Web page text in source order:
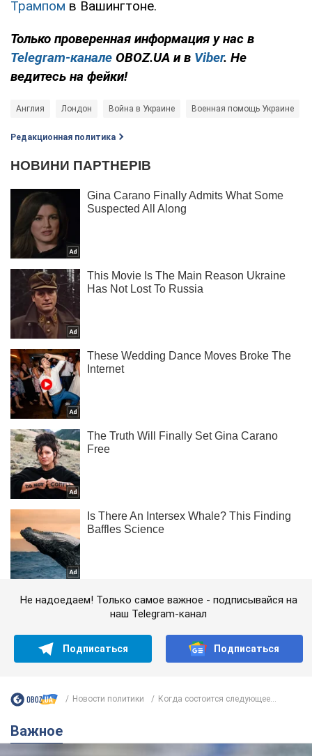
Трампом в Вашингтоне.
Только проверенная информация у нас в
Telegram-канале OBOZ.UA и в Viber. Не
ведитесь на фейки!
Англия Лондон Война в Украине Военная помощь Украине
Редакционная политика
Не надоедаем! Только самое важное - подписывайся на
наш Telegram-канал
Подписаться Подписаться
Новости политики Когда состоится следующее...
Важное